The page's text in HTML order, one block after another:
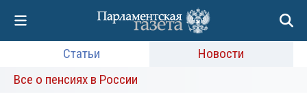
Статьи
Новости
Все о пенсиях в России